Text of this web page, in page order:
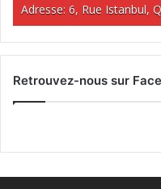
Adresse: 6, Rue Istanbul,
Retrouvez-nous sur